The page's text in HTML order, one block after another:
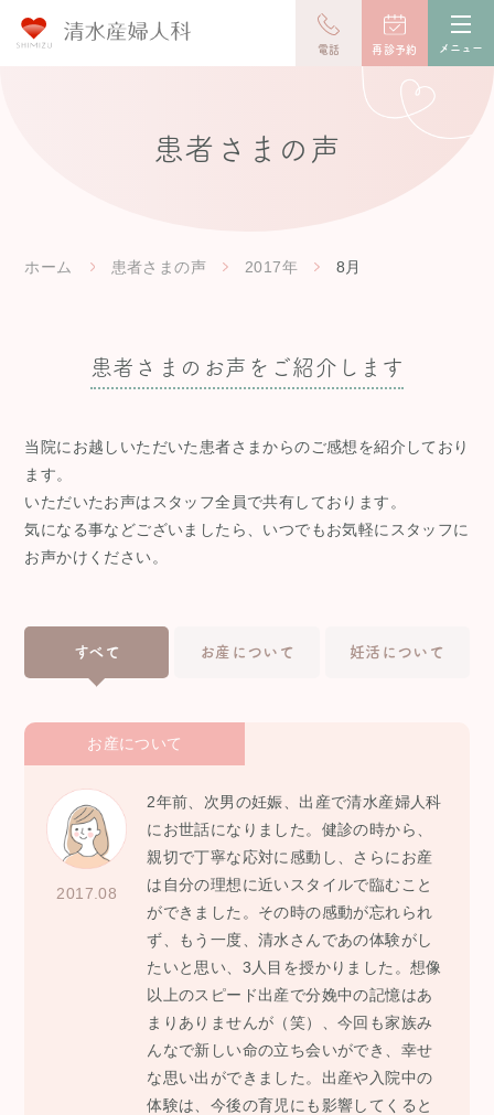
電話 再診予約 メニュー
患者さまの声
ホーム 患者さまの声 2017年 8月
患者さまのお声をご紹介します
当院にお越しいただいた患者さまからのご感想を紹介しており
ます。
いただいたお声はスタッフ全員で共有しております。
気になる事などございましたら、いつでもお気軽にスタッフに
お声かけください。
すべて お産について 妊活について
お産について
2017.08
2年前、次男の妊娠、出産で清水産婦人科
にお世話になりました。健診の時から、
親切で丁寧な応対に感動し、さらにお産
は自分の理想に近いスタイルで臨むこと
ができました。その時の感動が忘れられ
ず、もう一度、清水さんであの体験がし
たいと思い、3人目を授かりました。想像
以上のスピード出産で分娩中の記憶はあ
まりありませんが（笑）、今回も家族み
んなで新しい命の立ち会いができ、幸せ
な思い出ができました。出産や入院中の
体験は、今後の育児にも影響してくると